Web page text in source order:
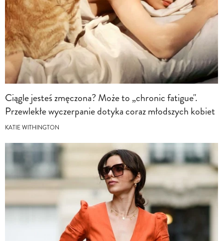
Ciągle jesteś zmęczona? Może to „chronic fatigue".
Przewlekłe wyczerpanie dotyka coraz młodszych kobiet
KATIE WITHINGTON